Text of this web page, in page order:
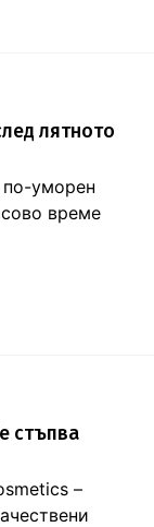
лятното
по-уморен
време
стъпва
–